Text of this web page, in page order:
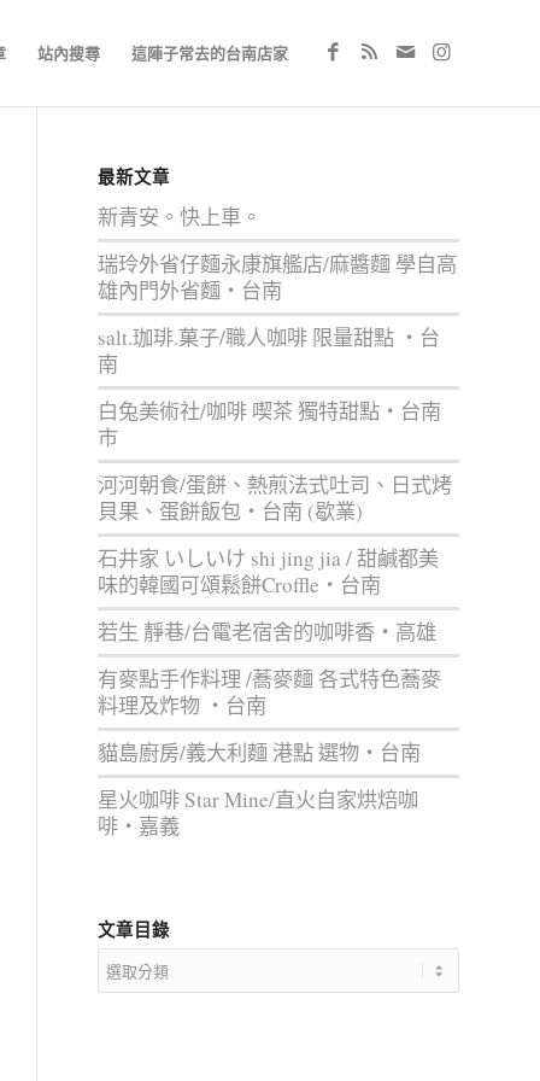
站內搜尋 這陣子常去的台南店家
最新文章
新青安。快上車。
瑞玲外省仔麵永康旗艦店/麻醬麵 學自高
雄內門外省麵‧台南
salt.珈琲.菓子/職人咖啡 限量甜點 ‧台
南
白兔美術社/咖啡 喫茶 獨特甜點‧台南
市
河河朝食/蛋餅、熱煎法式吐司、日式烤
貝果、蛋餅飯包‧台南 (歇業)
石井家 いしいけ shi jing jia / 甜鹹都美
味的韓國可頌鬆餅Croffle‧台南
若生 靜巷/台電老宿舍的咖啡香‧高雄
有麥點手作料理 /蕎麥麵 各式特色蕎麥
料理及炸物 ‧台南
貓島廚房/義大利麵 港點 選物‧台南
星火咖啡 Star Mine/直火自家烘焙咖
啡‧嘉義
文章目錄
文
章